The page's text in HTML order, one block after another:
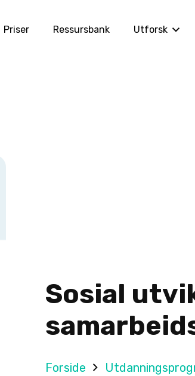
Priser Ressursbank Utforsk
Sosial
Forside